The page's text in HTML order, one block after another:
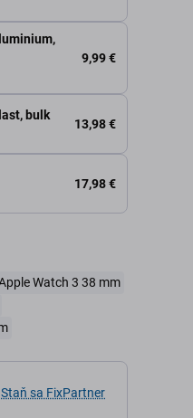
9,99 €
bulk
13,98 €
17,98 €
Watch 3 38 mm
Staň sa FixPartner